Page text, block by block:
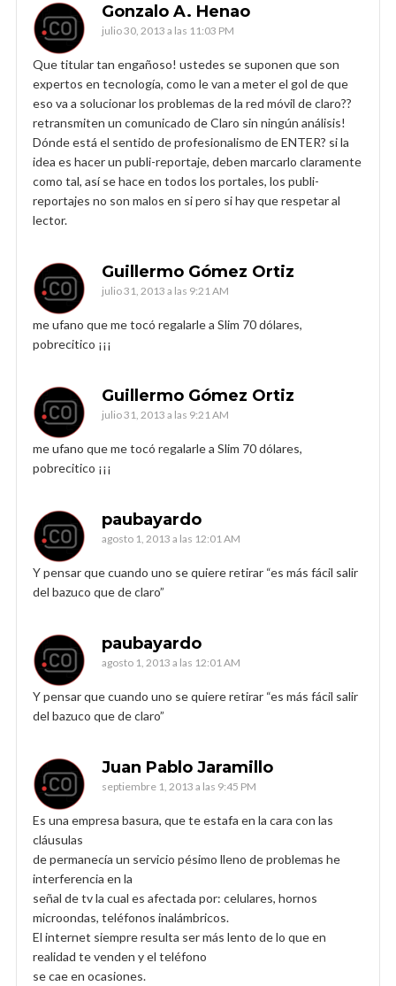
Gonzalo A. Henao
julio 30, 2013 a las 11:03 PM
Que titular tan engañoso! ustedes se suponen que son
expertos en tecnología, como le van a meter el gol de que
eso va a solucionar los problemas de la red móvil de claro??
retransmiten un comunicado de Claro sin ningún análisis!
Dónde está el sentido de profesionalismo de ENTER? si la
idea es hacer un publi-reportaje, deben marcarlo claramente
como tal, así se hace en todos los portales, los publi-
reportajes no son malos en si pero si hay que respetar al
lector.
Guillermo Gómez Ortiz
julio 31, 2013 a las 9:21 AM
me ufano que me tocó regalarle a Slim 70 dólares,
pobrecitico ¡¡¡
Guillermo Gómez Ortiz
julio 31, 2013 a las 9:21 AM
me ufano que me tocó regalarle a Slim 70 dólares,
pobrecitico ¡¡¡
paubayardo
agosto 1, 2013 a las 12:01 AM
Y pensar que cuando uno se quiere retirar “es más fácil salir
del bazuco que de claro”
paubayardo
agosto 1, 2013 a las 12:01 AM
Y pensar que cuando uno se quiere retirar “es más fácil salir
del bazuco que de claro”
Juan Pablo Jaramillo
septiembre 1, 2013 a las 9:45 PM
Es una empresa basura, que te estafa en la cara con las
cláusulas
de permanecía un servicio pésimo lleno de problemas he
interferencia en la
señal de tv la cual es afectada por: celulares, hornos
microondas, teléfonos inalámbricos.
El internet siempre resulta ser más lento de lo que en
realidad te venden y el teléfono
se cae en ocasiones.